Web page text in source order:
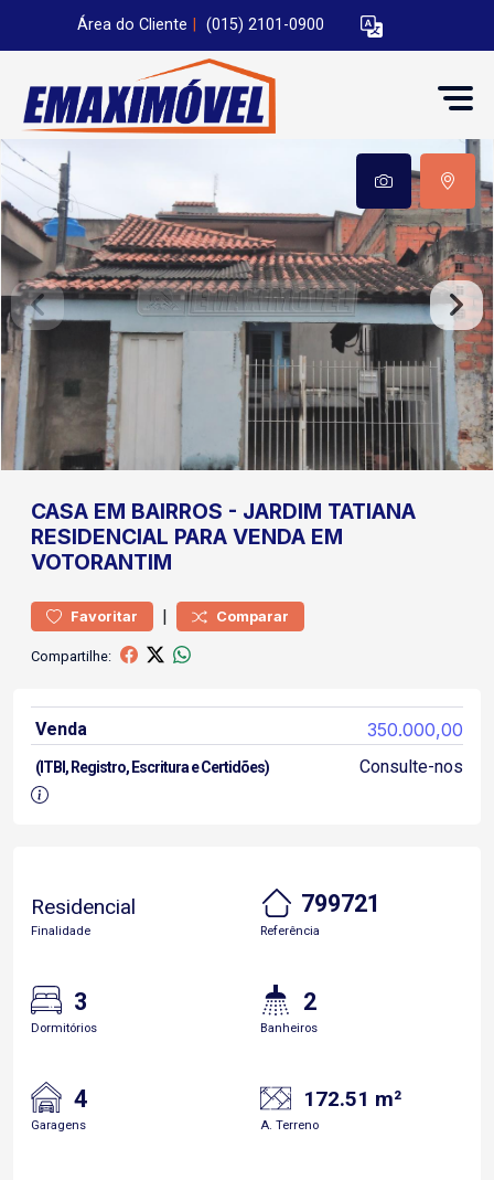
Área do Cliente (015) 2101-0900
CASA EM BAIRROS - JARDIM TATIANA
RESIDENCIAL PARA VENDA EM
VOTORANTIM
Favoritar | Comparar
Compartilhe:
Venda 350.000,00
(ITBI, Registro, Escritura e Certidões) Consulte-nos
Residencial
Finalidade
799721
Referência
3
Dormitórios
2
Banheiros
4
Garagens
172.51 m²
A. Terreno